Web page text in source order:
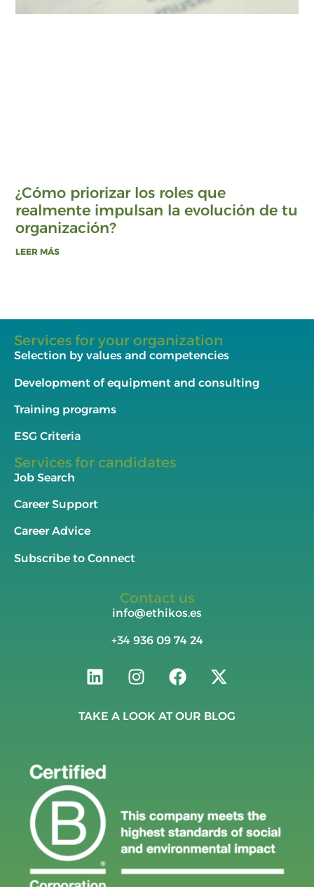
¿Cómo priorizar los roles que
realmente impulsan la evolución de tu
organización?
LEER MÁS
Services for your organization
Selection by values and competencies
Development of equipment and consulting
Training programs
ESG Criteria
Services for candidates
Job Search
Career Support
Career Advice
Subscribe to Connect
Contact us
info@ethikos.es
+34 936 09 74 24
TAKE A LOOK AT OUR BLOG